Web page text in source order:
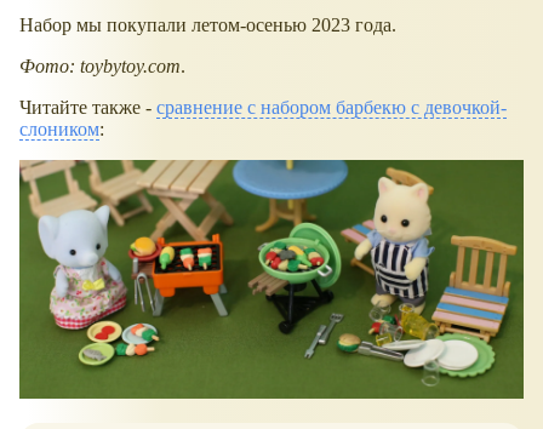
Набор мы покупали летом-осенью 2023 года.
Фото: toybytoy.com.
Читайте также - сравнение с набором барбекю с девочкой-
слоником: